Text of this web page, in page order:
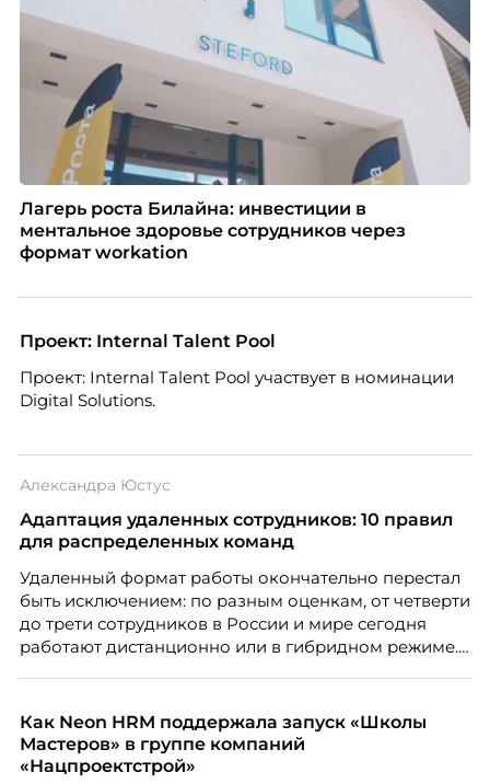
Лагерь роста Билайна: инвестиции в
ментальное здоровье сотрудников через
формат workation
Проект: Internal Talent Pool
Проект: Internal Talent Pool участвует в номинации
Digital Solutions.
Александра Юстус
Адаптация удаленных сотрудников: 10 правил
для распределенных команд
Удаленный формат работы окончательно перестал
быть исключением: по разным оценкам, от четверти
до трети сотрудников в России и мире сегодня
работают дистанционно или в гибридном режиме.
адаптация во многом происходит сама собой, то на
расстоянии она требует осознанного
проектирования — иначе компания рискует
Как Neon HRM поддержала запуск «Школы
Мастеров» в группе компаний
«Нацпроектстрой»